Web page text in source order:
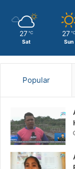
27 ℃
Sat
27 ℃
Sun
Popular